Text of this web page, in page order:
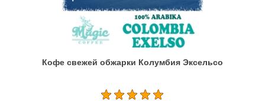
Кофе свежей обжарки Колумбия Эксельсо